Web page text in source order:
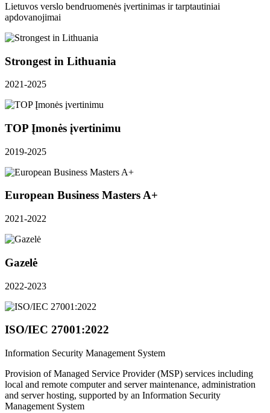
Lietuvos verslo bendruomenės įvertinimas ir tarptautiniai
apdovanojimai
Strongest in Lithuania
2021-2025
TOP Įmonės įvertinimu
2019-2025
European Business Masters A+
2021-2022
Gazelė
2022-2023
ISO/IEC 27001:2022
Information Security Management System
Provision of Managed Service Provider (MSP) services including
local and remote computer and server maintenance, administration
and server hosting, supported by an Information Security
Management System